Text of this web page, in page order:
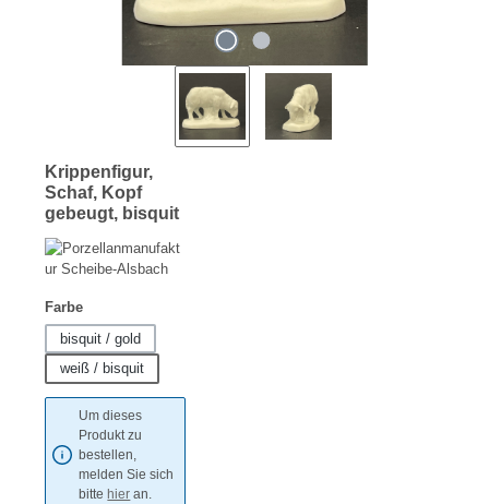
Krippenfigur,
Schaf, Kopf
gebeugt, bisquit
Farbeauswählen
bisquit / gold
weiß / bisquit
Um dieses
Produkt zu
bestellen,
melden Sie sich
bittehier an.